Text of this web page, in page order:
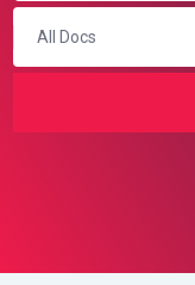
All Docs